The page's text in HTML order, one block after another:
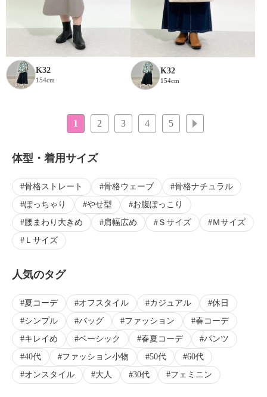
K32
154cm
K32
154cm
1 2 3 4 5
体型・着用サイズ
骨格ストレート 骨格ウェーブ
骨格ナチュラル
ぽっちゃり
やせ型
お腹ぽっこり
腰まわり大きめ
肩幅広め Ｓサイズ
Ｍサイズ
Ｌサイズ
人気のタグ
夏コーデ オフスタイル カジュアル
休日
シンプル
バッグ ファッション
春コーデ
キレイめ
ベーシック 春夏コーデ
パンツ
40代
ファッション小物 50代
60代
オンスタイル
大人 30代 フェミニン